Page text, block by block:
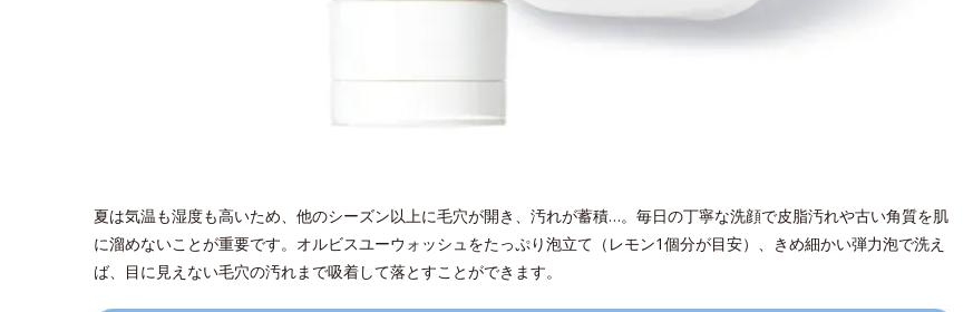
夏は気温も湿度も高いため、他のシーズン以上に毛穴が開き、汚れが蓄積…。毎日の丁寧な洗顔で皮脂汚れや古い角質を肌
に溜めないことが重要です。オルビスユーウォッシュをたっぷり泡立て（レモン1個分が目安）、きめ細かい弾力泡で洗え
ば、目に見えない毛穴の汚れまで吸着して落とすことができます。